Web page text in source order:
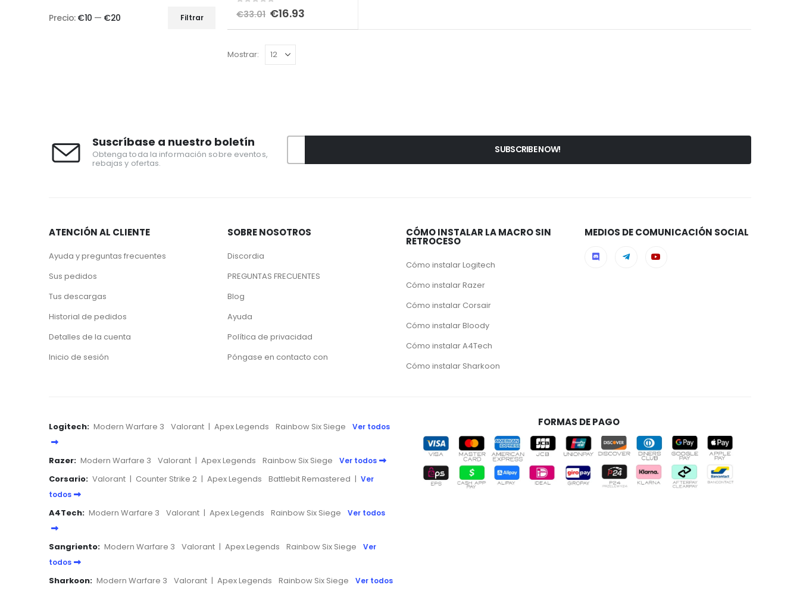
out of 5
€33.01 €16.93
Mostrar:
Filtrar
Precio: €10 — €20
Suscríbase a nuestro boletín
Obtenga toda la información sobre eventos,
rebajas y ofertas.
ATENCIÓN AL CLIENTE
Ayuda y preguntas frecuentes
Sus pedidos
Tus descargas
Historial de pedidos
Detalles de la cuenta
Inicio de sesión
SOBRE NOSOTROS
Discordia
PREGUNTAS FRECUENTES
Blog
Ayuda
Política de privacidad
Póngase en contacto con
CÓMO INSTALAR LA MACRO SIN
RETROCESO
Cómo instalar Logitech
Cómo instalar Razer
Cómo instalar Corsair
Cómo instalar Bloody
Cómo instalar A4Tech
Cómo instalar Sharkoon
MEDIOS DE COMUNICACIÓN SOCIAL
Logitech: Modern Warfare 3 Valorant | Apex Legends Rainbow Six Siege Ver todos
Razer: Modern Warfare 3 Valorant | Apex Legends Rainbow Six Siege Ver todos
Corsario: Valorant | Counter Strike 2 | Apex Legends Battlebit Remastered | Ver
todos
A4Tech: Modern Warfare 3 Valorant | Apex Legends Rainbow Six Siege Ver todos
Sangriento: Modern Warfare 3 Valorant | Apex Legends Rainbow Six Siege
Ver
todos
Sharkoon: Modern Warfare 3 Valorant | Apex Legends Rainbow Six Siege Ver todos
FORMAS DE PAGO